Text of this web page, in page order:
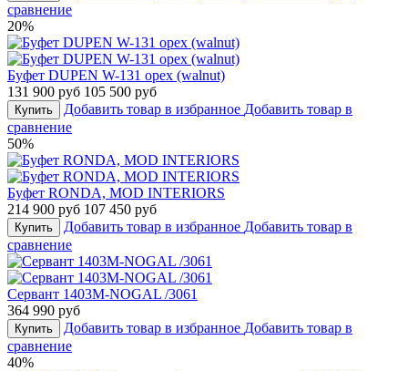
сравнение
20%
Буфет DUPEN W-131 орех (walnut)
131 900 руб 105 500 руб
Купить Добавить товар в избранное Добавить товар в
сравнение
50%
Буфет RONDA, MOD INTERIORS
214 900 руб 107 450 руб
Купить Добавить товар в избранное Добавить товар в
сравнение
Сервант 1403M-NOGAL /3061
364 990 руб
Купить Добавить товар в избранное Добавить товар в
сравнение
40%